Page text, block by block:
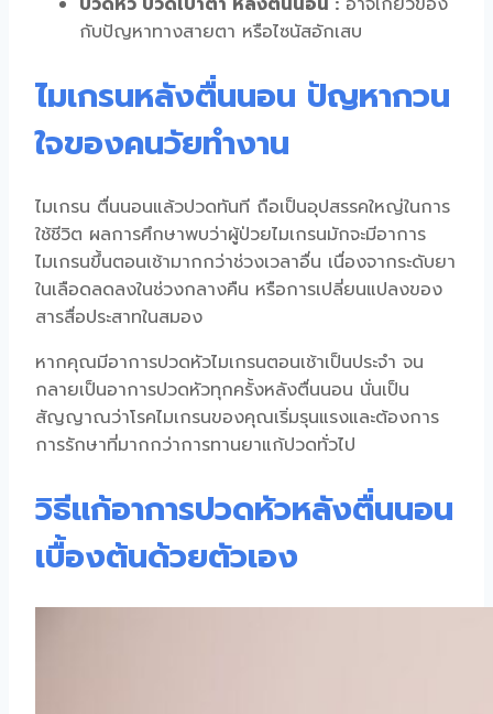
กับปัญหาทางสายตา หรือไซนัสอักเสบ
ไมเกรนหลังตื่นนอน ปัญหากวน
ใจของคนวัยทำงาน
ไมเกรน ตื่นนอนแล้วปวดทันที ถือเป็นอุปสรรคใหญ่ในการ
ใช้ชีวิต ผลการศึกษาพบว่าผู้ป่วยไมเกรนมักจะมีอาการ
ไมเกรนขึ้นตอนเช้ามากกว่าช่วงเวลาอื่น เนื่องจากระดับยา
ในเลือดลดลงในช่วงกลางคืน หรือการเปลี่ยนแปลงของ
สารสื่อประสาทในสมอง
หากคุณมีอาการปวดหัวไมเกรนตอนเช้าเป็นประจำ จน
กลายเป็นอาการปวดหัวทุกครั้งหลังตื่นนอน นั่นเป็น
สัญญาณว่าโรคไมเกรนของคุณเริ่มรุนแรงและต้องการ
การรักษาที่มากกว่าการทานยาแก้ปวดทั่วไป
วิธีแก้อาการปวดหัวหลังตื่นนอน
เบื้องต้นด้วยตัวเอง